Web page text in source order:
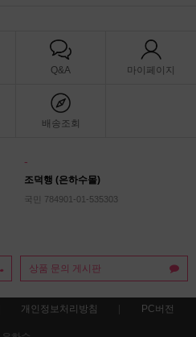
Q&A 마이페이지
배송조회
-
조덕행 (은하수몰)
국민 784901-01-535303
상품 문의 게시판
개인정보처리방침 PC버전